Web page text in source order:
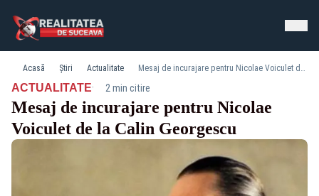
Acasă Știri Actualitate Mesaj de incurajare pentru Nicolae Voiculet de la Calin Georgescu
ACTUALITATE· 2 min citire
Mesaj de incurajare pentru Nicolae
Voiculet de la Calin Georgescu